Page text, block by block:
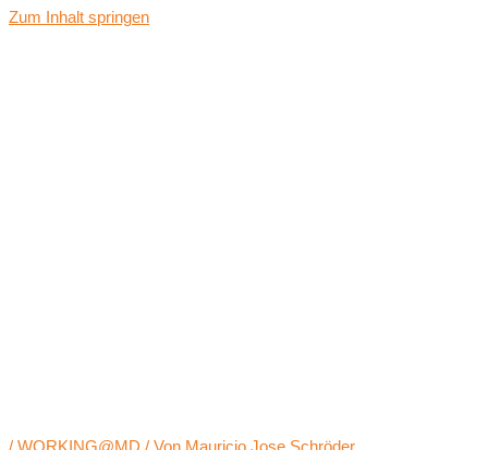
Zum Inhalt springen